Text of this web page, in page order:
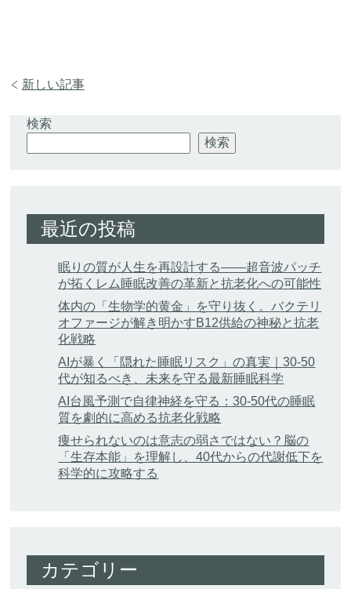
新しい記事
検索
検索
最近の投稿
眠りの質が人生を再設計する——超音波パッチ
が拓くレム睡眠改善の革新と抗老化への可能性
体内の「生物学的黄金」を守り抜く。バクテリ
オファージが解き明かすB12供給の神秘と抗老
化戦略
AIが暴く「隠れた睡眠リスク」の真実｜30-50
代が知るべき、未来を守る最新睡眠科学
AI台風予測で自律神経を守る：30-50代の睡眠
質を劇的に高める抗老化戦略
痩せられないのは意志の弱さではない？脳の
「生存本能」を理解し、40代からの代謝低下を
科学的に攻略する
カテゴリー